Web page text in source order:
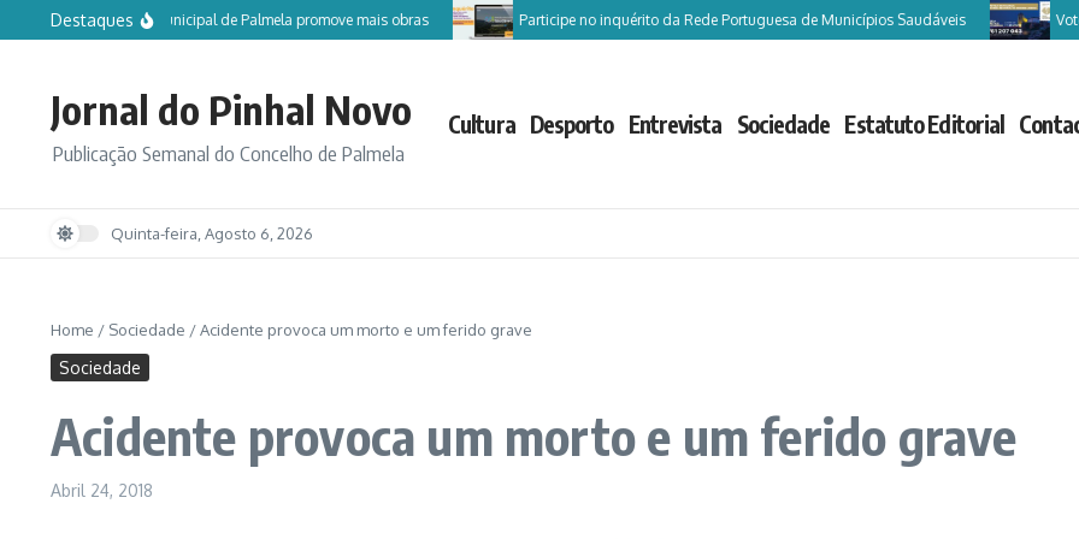
Ir para o conteúdo
Destaques
Câmara Municipal de Palmela promove mais obras Participe no inquérito da Rede Portuguesa de Municípios Saudáveis Vote
Jornal do Pinhal Novo
Publicação Semanal do Concelho de Palmela
Cultura Desporto Entrevista Sociedade Estatuto Editorial
Quinta-feira, Agosto 6, 2026
Home / Sociedade /Acidente provoca um morto e um ferido grave
Sociedade
Acidente provoca um morto e um ferido grave
Abril 24, 2018